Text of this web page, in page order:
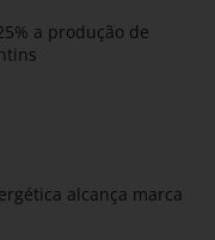
a produção de
alcança marca